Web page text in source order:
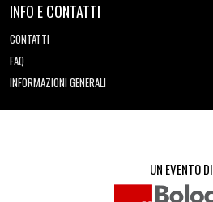
INFO E CONTATTI
CONTATTI
FAQ
INFORMAZIONI GENERALI
UN EVENTO DI